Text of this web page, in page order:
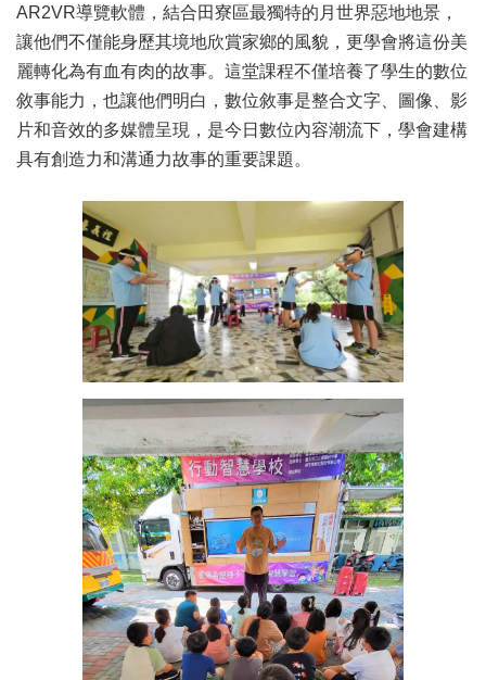
AR2VR導覽軟體，結合田寮區最獨特的月世界惡地地景，
讓他們不僅能身歷其境地欣賞家鄉的風貌，更學會將這份美
麗轉化為有血有肉的故事。這堂課程不僅培養了學生的數位
敘事能力，也讓他們明白，數位敘事是整合文字、圖像、影
片和音效的多媒體呈現，是今日數位內容潮流下，學會建構
具有創造力和溝通力故事的重要課題。